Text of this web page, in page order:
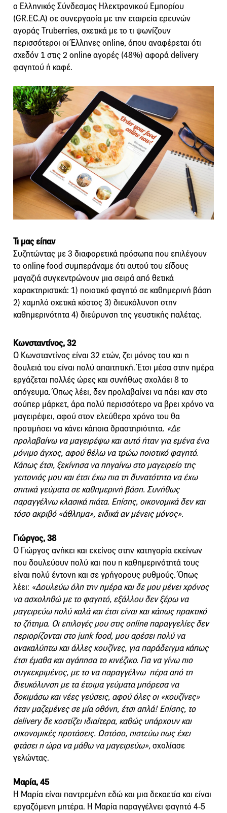
o Ελληνικός Σύνδεσμος Ηλεκτρονικού Εμπορίου
(GR.EC.A) σε συνεργασία με την εταιρεία ερευνών
αγοράς Truberries, σχετικά με το τι ψωνίζουν
περισσότεροι οι Έλληνες online, όπου αναφέρεται ότι
σχεδόν 1 στις 2 online αγορές (48%) αφορά delivery
φαγητού ή καφέ.
Τι μας είπαν
Συζητώντας με 3 διαφορετικά πρόσωπα που επιλέγουν
το online food συμπεράναμε ότι αυτού του είδους
μαγαζιά συγκεντρώνουν μια σειρά από θετικά
χαρακτηριστικά: 1) ποιοτικό φαγητό σε καθημερινή βάση
2) χαμηλό σχετικά κόστος 3) διευκόλυνση στην
καθημερινότητα 4) διεύρυνση της γευστικής παλέτας.
Κωνσταντίνος, 32
Ο Κωνσταντίνος είναι 32 ετών, ζει μόνος του και η
δουλειά του είναι πολύ απαιτητική. Έτσι μέσα στην ημέρα
εργάζεται πολλές ώρες και συνήθως σχολάει 8 το
απόγευμα. Όπως λέει, δεν προλαβαίνει να πάει καν στο
σούπερ μάρκετ, άρα πολύ περισσότερο να βρει χρόνο να
μαγειρέψει, αφού στον ελεύθερο χρόνο του θα
προτιμήσει να κάνει κάποια δραστηριότητα. «Δε
προλαβαίνω να μαγειρέψω και αυτό ήταν για εμένα ένα
μόνιμο άγχος, αφού θέλω να τρώω ποιοτικό φαγητό.
Κάπως έτσι, ξεκίνησα να πηγαίνω στο μαγειρείο της
γειτονιάς μου και έτσι έχω πια τη δυνατότητα να έχω
σπιτικά γεύματα σε καθημερινή βάση. Συνήθως
παραγγέλνω κλασικά πιάτα. Επίσης, οικονομικά δεν και
τόσο ακριβό «άθλημα», ειδικά αν μένεις μόνος».
Γιώργος, 38
Ο Γιώργος ανήκει και εκείνος στην κατηγορία εκείνων
που δουλεύουν πολύ και που η καθημερινότητά τους
είναι πολύ έντονη και σε γρήγορους ρυθμούς. Όπως
λέει: «Δουλεύω όλη την ημέρα και δε μου μένει χρόνος
να ασχοληθώ με το φαγητό, εξάλλου δεν ξέρω να
μαγειρεύω πολύ καλά και έτσι είναι και κάπως πρακτικό
το ζήτημα. Οι επιλογές μου στις οnline παραγγελίες δεν
περιορίζονται στο junk food, μου αρέσει πολύ να
ανακαλύπτω και άλλες κουζίνες, για παράδειγμα κάπως
έτσι έμαθα και αγάπησα το κινέζικο. Για να γίνω πιο
συγκεκριμένος, με το να παραγγέλνω πέρα από τη
διευκόλυνση με τα έτοιμα γεύματα μπόρεσα να
δοκιμάσω και νέες γεύσεις, αφού όλες οι «κουζίνες»
ήταν μαζεμένες σε μία οθόνη, έτσι απλά! Επίσης, το
delivery δε κοστίζει ιδιαίτερα, καθώς υπάρχουν και
οικονομικές προτάσεις. Ωστόσο, πιστεύω πως έχει
φτάσει η ώρα να μάθω να μαγειρεύω»,σχολίασε
γελώντας.
Μαρία, 45
Η Μαρία είναι παντρεμένη εδώ και μια δεκαετία και είναι
εργαζόμενη μητέρα. Η Μαρία παραγγέλνει φαγητό 4-5